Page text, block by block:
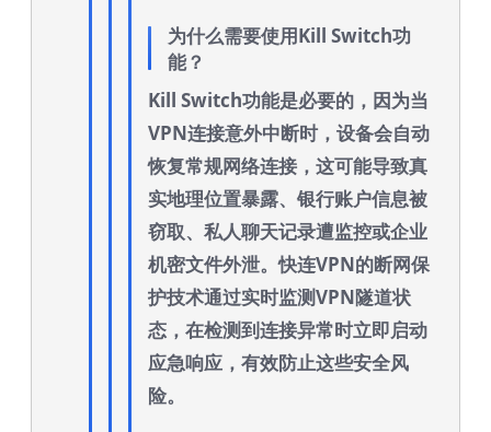
为什么需要使用Kill Switch功
能？
Kill Switch功能是必要的，因为当
VPN连接意外中断时，设备会自动
恢复常规网络连接，这可能导致真
实地理位置暴露、银行账户信息被
窃取、私人聊天记录遭监控或企业
机密文件外泄。快连VPN的断网保
护技术通过实时监测VPN隧道状
态，在检测到连接异常时立即启动
应急响应，有效防止这些安全风
险。